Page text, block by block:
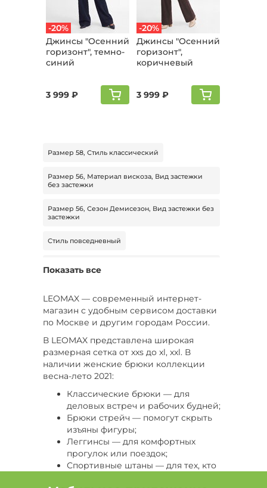
-20%
Джинсы "Осенний
горизонт", темно-
синий
3 999 ₽
-20%
Джинсы "Осенний
горизонт",
коричневый
3 999 ₽
Размер 58, Стиль классический
Размер 56, Материал вискоза, Вид застежки
без застежки
Размер 56, Сезон Демисезон, Вид застежки без
застежки
Стиль повседневный
повседневный
Цвет Фиолетовый, Размер 44
Цвет Коричневый, Сезон Демисезон, Тип
штаны спортивные
Цвет Коричневый, Тип штаны спортивные
Цвет Голубой, Размер 50, Сезон Все
Цвет Черный, Размер 60, Длина стандартная
Цвет Бежевый, Тип штаны спортивные
Цвет Серый, Размер 58, Тип капри
Цвет Бежевый, Размер 46-48, Длина
Показать все
LEOMAX — современный интернет-
магазин с удобным сервисом доставки
по Москве и другим городам России.
В LEOMAX представлена широкая
размерная сетка от xxs до xl, xxl. В
наличии женские брюки коллекции
весна-лето 2021:
Классические брюки — для
деловых встреч и рабочих будней;
Брюки стрейч — помогут скрыть
изъяны фигуры;
Леггинсы — для комфортных
прогулок или поездок;
Спортивные штаны — для тех, кто